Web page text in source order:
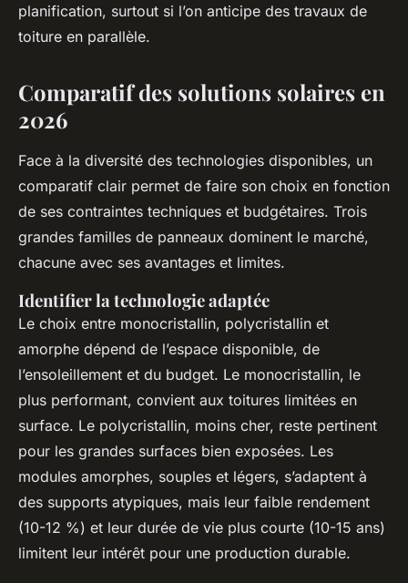
planification, surtout si l’on anticipe des travaux de
toiture en parallèle.
Comparatif des solutions solaires en
2026
Face à la diversité des technologies disponibles, un
comparatif clair permet de faire son choix en fonction
de ses contraintes techniques et budgétaires. Trois
grandes familles de panneaux dominent le marché,
chacune avec ses avantages et limites.
Identifier la technologie adaptée
Le choix entre monocristallin, polycristallin et
amorphe dépend de l’espace disponible, de
l’ensoleillement et du budget. Le monocristallin, le
plus performant, convient aux toitures limitées en
surface. Le polycristallin, moins cher, reste pertinent
pour les grandes surfaces bien exposées. Les
modules amorphes, souples et légers, s’adaptent à
des supports atypiques, mais leur faible rendement
(10-12 %) et leur durée de vie plus courte (10-15 ans)
limitent leur intérêt pour une production durable.